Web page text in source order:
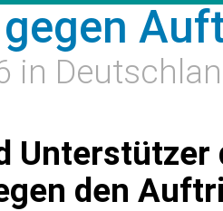
in
Unterstützer
den